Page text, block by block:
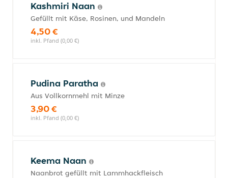
Kashmiri Naan
Gefüllt mit Käse, Rosinen, und Mandeln
4,50 €
inkl. Pfand (0,00 €)
Pudina Paratha
Aus Vollkornmehl mit Minze
3,90 €
inkl. Pfand (0,00 €)
Keema Naan
Naanbrot gefüllt mit Lammhackfleisch